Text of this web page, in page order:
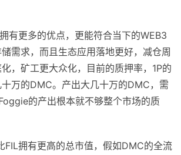
有更多的优点，更能符合当下的WEB3
需求，而且生态应用落地更好，减仓周
，矿工更大众化，目前的质押率，1P的
万的DMC。产出大几十万的DMC，需
的产出根本就不够整个市场的质
FIL拥有更高的总市值，假如DMC的全流